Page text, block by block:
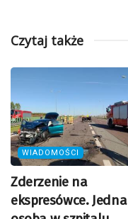
Czytaj także
WIADOMOŚCI
Zderzenie na
ekspresówce. Jedna